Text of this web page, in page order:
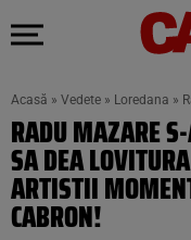
Acasă » Vedete » Loredana »
RADU MAZARE
SA DEA
ARTISTII
CABRON!